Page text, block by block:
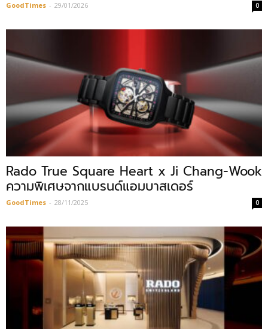
GoodTimes - 29/01/2026 0
Rado True Square Heart x Ji Chang-Wook
ความพิเศษจากแบรนด์แอมบาสเดอร์
GoodTimes - 28/11/2025 0